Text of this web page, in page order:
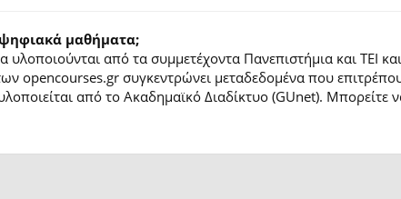
ψηφιακά μαθήματα;
από τα συμμετέχοντα Πανεπιστήμια και ΤΕΙ
opencourses.gr συγκεντρώνει μεταδεδομένα που
από το Ακαδημαϊκό Διαδίκτυο (GUnet).